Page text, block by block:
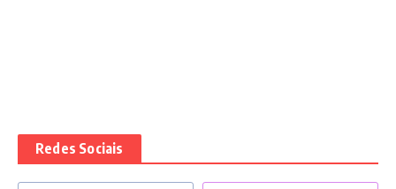
Redes Sociais